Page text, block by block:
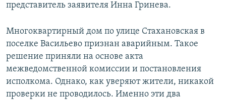
представитель заявителя Инна Гринева.
Многоквартирный дом по улице Стахановская в
поселке Васильево признан аварийным. Такое
решение приняли на основе акта
межведомственной комиссии и постановления
исполкома. Однако, как уверяют жители, никакой
проверки не проводилось. Именно эти два